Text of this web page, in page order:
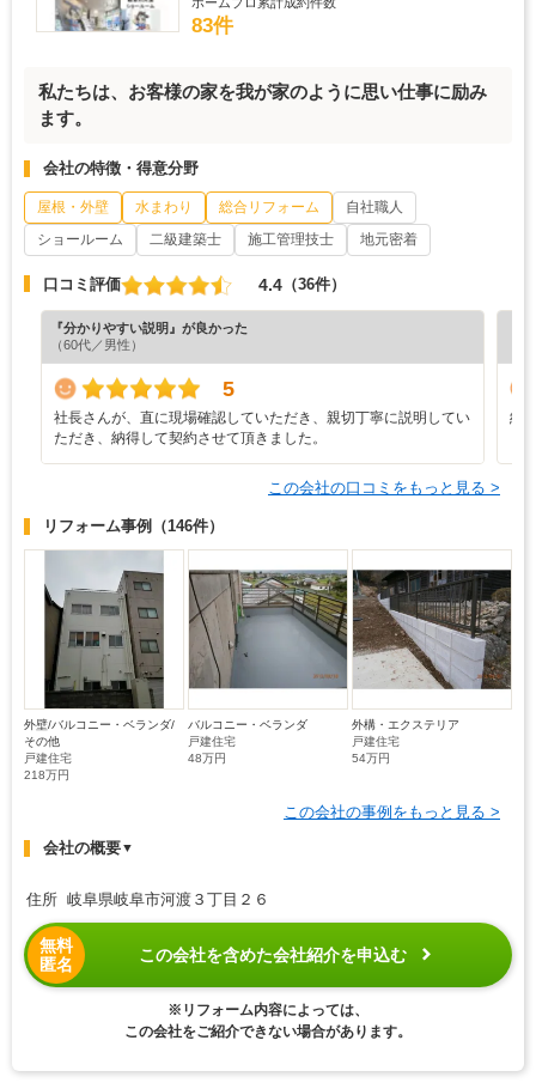
83件
私たちは、お客様の家を我が家のように思い仕事に励み
ます。
会社の特徴・得意分野
屋根・外壁 水まわり 総合リフォーム
自社職人
ショールーム
二級建築士 施工管理技士 地元密着
口コミ評価 4.4 （36件）
『分かりやすい説明』が良かった
（60代／男性）
5
社長さんが、直に現場確認していただき、親切丁寧に説明してい
ただき、納得して契約させて頂きました。
納
この会社の口コミをもっと見る >
リフォーム事例 （146件）
外壁/バルコニー・ベランダ/
その他
戸建住宅
218万円
バルコニー・ベランダ
戸建住宅
48万円
外構・エクステリア
戸建住宅
54万円
この会社の事例をもっと見る >
会社の概要▼
住所 岐阜県岐阜市河渡３丁目２６
無料
匿名
この会社を含めた会社紹介を申込む
※リフォーム内容によっては、
この会社をご紹介できない場合があります。